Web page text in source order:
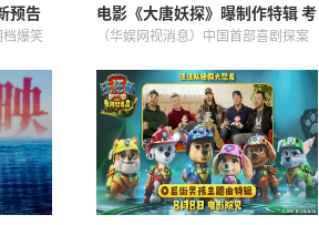
预告
场爆
档爆笑
疯”版
饰演
...
电影《大唐妖探》曝制作特辑 考
究入微匠心打造机关长安城
（华娱网视消息）中国首部喜剧探案
安城！动起来啦！”制作特辑，向观
众全面揭开这座“机关长安城”从无
到有的创作全貌。特辑中，制作团
队...